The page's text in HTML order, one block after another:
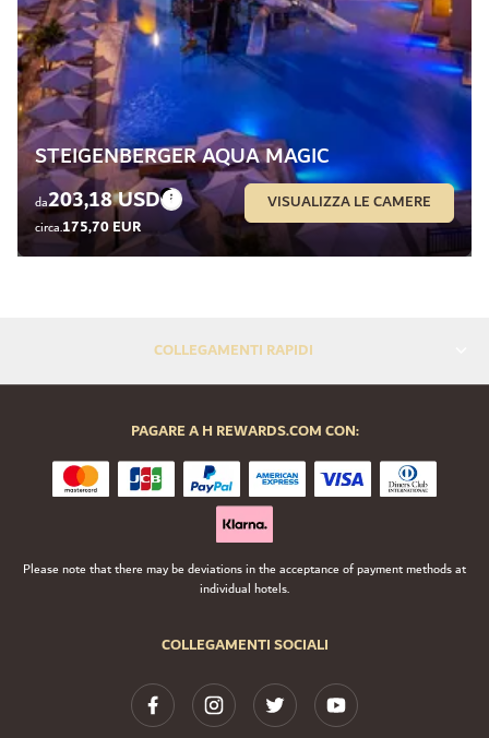
STEIGENBERGER AQUA MAGIC
da203,18 USD
circa.175,70 EUR
VISUALIZZA LE CAMERE
COLLEGAMENTI RAPIDI
COLLEGAMENTI SOCIALI
PAGARE A H REWARDS.COM CON:
Please note that there may be deviations in the acceptance of payment methods at
individual hotels.